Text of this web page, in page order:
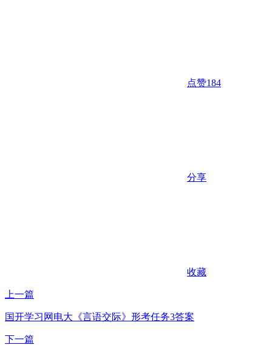
点赞184
分享
收藏
上一篇
国开学习网电大《言语交际》形考任务3答案
下一篇